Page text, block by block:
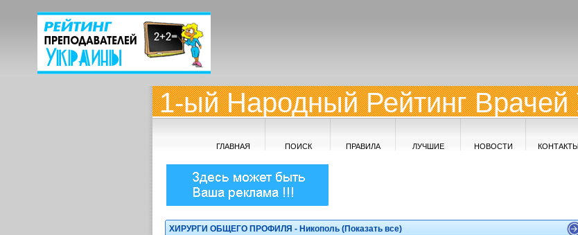
1-ый Народный Рейтинг Врачей
ГЛАВНАЯ ПОИСК ПРАВИЛА ЛУЧШИЕ НОВОСТИ КОНТАКТЫ
ХИРУРГИ ОБЩЕГО ПРОФИЛЯ - Никополь (Показать все)